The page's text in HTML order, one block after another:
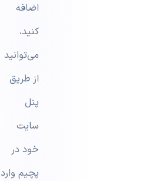
اضافه
کنید،
می‌توانید
از طریق
پنل
سایت
خود در
پچیم وارد